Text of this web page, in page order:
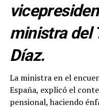
ministra del
Díaz.
La ministra en el
España, explicó el
pensional, haciendo